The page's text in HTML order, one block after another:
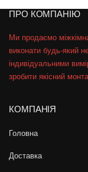
ПРО КОМПАНІЮ
Ми продаємо
виконати будь-який
індивідуальними
зробити якісний
КОМПАНІЯ
Головна
Доставка